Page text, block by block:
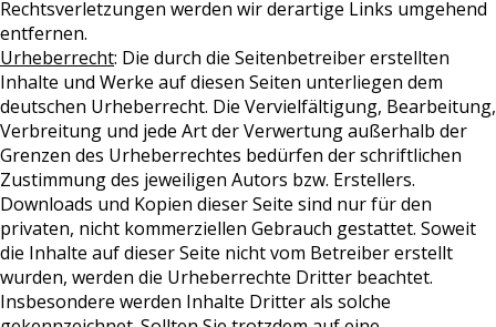
Rechtsverletzungen werden wir derartige Links umgehend
entfernen.
Urheberrecht: Die durch die Seitenbetreiber erstellten
Inhalte und Werke auf diesen Seiten unterliegen dem
deutschen Urheberrecht. Die Vervielfältigung, Bearbeitung,
Verbreitung und jede Art der Verwertung außerhalb der
Grenzen des Urheberrechtes bedürfen der schriftlichen
Zustimmung des jeweiligen Autors bzw. Erstellers.
Downloads und Kopien dieser Seite sind nur für den
privaten, nicht kommerziellen Gebrauch gestattet. Soweit
die Inhalte auf dieser Seite nicht vom Betreiber erstellt
wurden, werden die Urheberrechte Dritter beachtet.
Insbesondere werden Inhalte Dritter als solche